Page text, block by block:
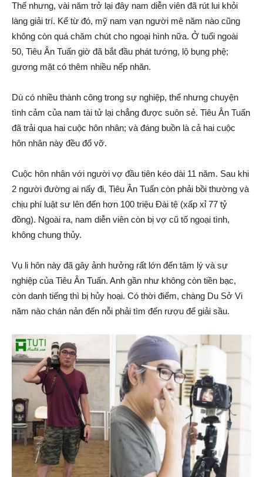
Thế nhưng, vài năm trở lại đây nam diễn viên đã rút lui khỏi
làng giải trí. Kể từ đó, mỹ nam vạn người mê năm nào cũng
không còn quá chăm chút cho ngoại hình nữa. Ở tuổi ngoài
50, Tiêu Ân Tuấn giờ đã bắt đầu phát tướng, lộ bụng phệ;
gương mặt có thêm nhiều nếp nhăn.
Dù có nhiều thành công trong sự nghiệp, thế nhưng chuyện
tình cảm của nam tài tử lại chẳng được suôn sẻ. Tiêu Ân Tuấn
đã trải qua hai cuộc hôn nhân; và đáng buồn là cả hai cuộc
hôn nhân này đều đổ vỡ.
Cuộc hôn nhân với người vợ đầu tiên kéo dài 11 năm. Sau khi
2 người đường ai nấy đi, Tiêu Ân Tuấn còn phải bồi thường và
chịu phí luật sư lên đến hơn 100 triệu Đài tệ (xấp xỉ 77 tỷ
đồng). Ngoài ra, nam diễn viên còn bị vợ cũ tố ngoại tình,
không chung thủy.
Vụ li hôn này đã gây ảnh hưởng rất lớn đến tâm lý và sự
nghiệp của Tiêu Ân Tuấn. Anh gần như không còn tiền bạc,
còn danh tiếng thì bị hủy hoại. Có thời điểm, chàng Du Sở Vi
năm nào chán nản đến nỗi phải tìm đến rượu để giải sầu.